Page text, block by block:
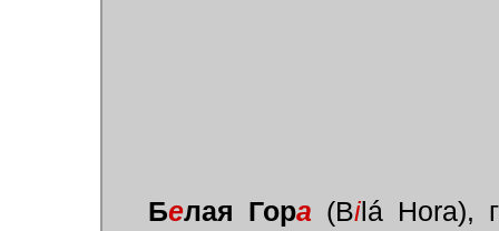
Белая Гора (Bi á Hora),